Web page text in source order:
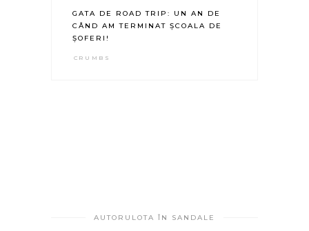
GATA DE ROAD TRIP: UN AN DE
CÂND AM TERMINAT ȘCOALA DE
ȘOFERI!
CRUMBS
AUTORULOTA ÎN SANDALE